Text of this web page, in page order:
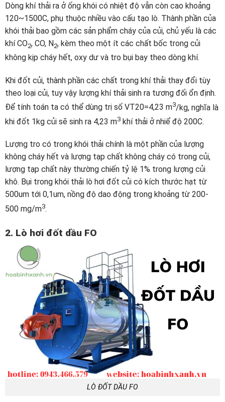
Dòng khí thải ra ở ống khói có nhiệt độ vẫn còn cao khoảng
120~1500C, phụ thuộc nhiều vào cấu tạo lò. Thành phần của
khói thải bao gồm các sản phẩm cháy của củi, chủ yếu là các
khí CO2, CO, N2, kèm theo một ít các chất bốc trong củi
không kịp cháy hết, oxy dư và tro bụi bay theo dòng khí.
Khi đốt củi, thành phần các chất trong khí thải thay đổi tùy
theo loại củi, tuy vậy lượng khí thải sinh ra tương đối ổn định.
Để tính toán ta có thể dùng trị số VT20=4,23 m3/kg, nghĩa là
khi đốt 1kg củi sẽ sinh ra 4,23 m3khí thải ở nhiể độ 200C.
Lượng tro có trong khói thải chính là một phần của lượng
không cháy hết và lượng tạp chất không cháy có trong củi,
lượng tạp chất này thường chiến tỷ lệ 1% trong lượng củi
khô. Bụi trong khói thải lò hơi đốt củi có kích thước hạt từ
500um tới 0,1um, nồng độ dao động trong khoảng từ 200-
500 mg/m3.
2. Lò hơi đốt dầu FO
LÒ ĐỐT DẦU FO